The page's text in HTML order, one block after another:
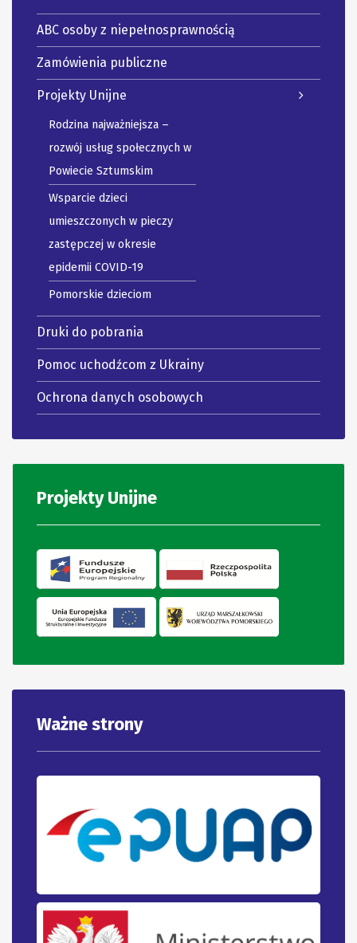
ABC osoby z niepełnosprawnością
Zamówienia publiczne
Projekty Unijne
Rodzina najważniejsza –
rozwój usług społecznych w
Powiecie Sztumskim
Wsparcie dzieci
umieszczonych w pieczy
zastępczej w okresie
epidemii COVID-19
Pomorskie dzieciom
Druki do pobrania
Pomoc uchodźcom z Ukrainy
Ochrona danych osobowych
Projekty Unijne
Ważne strony